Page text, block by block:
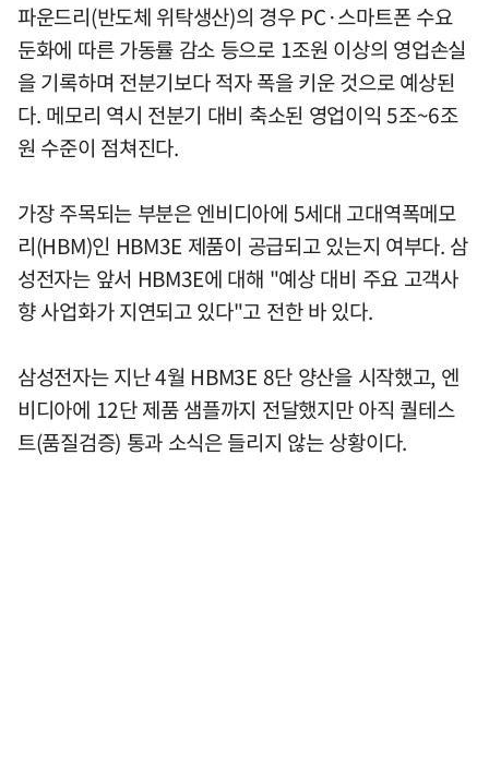
파운드리(반도체 위탁생산)의 경우 PC·스마트폰 수요
둔화에 따른 가동률 감소 등으로 1조원 이상의 영업손실
을 기록하며 전분기보다 적자 폭을 키운 것으로 예상된
다. 메모리 역시 전분기 대비 축소된 영업이익 5조~6조
원 수준이 점쳐진다.
가장 주목되는 부분은 엔비디아에 5세대 고대역폭메모
리(HBM)인 HBM3E 제품이 공급되고 있는지 여부다. 삼
성전자는 앞서 HBM3E에 대해 "예상 대비 주요 고객사
향 사업화가 지연되고 있다"고 전한 바 있다.
삼성전자는 지난 4월 HBM3E 8단 양산을 시작했고, 엔
비디아에 12단 제품 샘플까지 전달했지만 아직 퀄테스
트(품질검증) 통과 소식은 들리지 않는 상황이다.